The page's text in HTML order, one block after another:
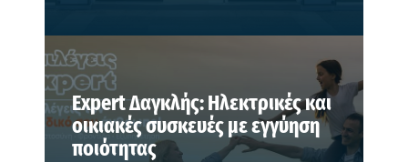
Expert Δαγκλής: Ηλεκτρικές και
οικιακές συσκευές με εγγύηση
ποιότητας